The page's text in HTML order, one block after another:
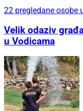
22 pregledane osobe
Velik odaziv
u Vodicama